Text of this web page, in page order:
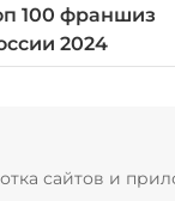
100 франшиз
2024
сайтов и